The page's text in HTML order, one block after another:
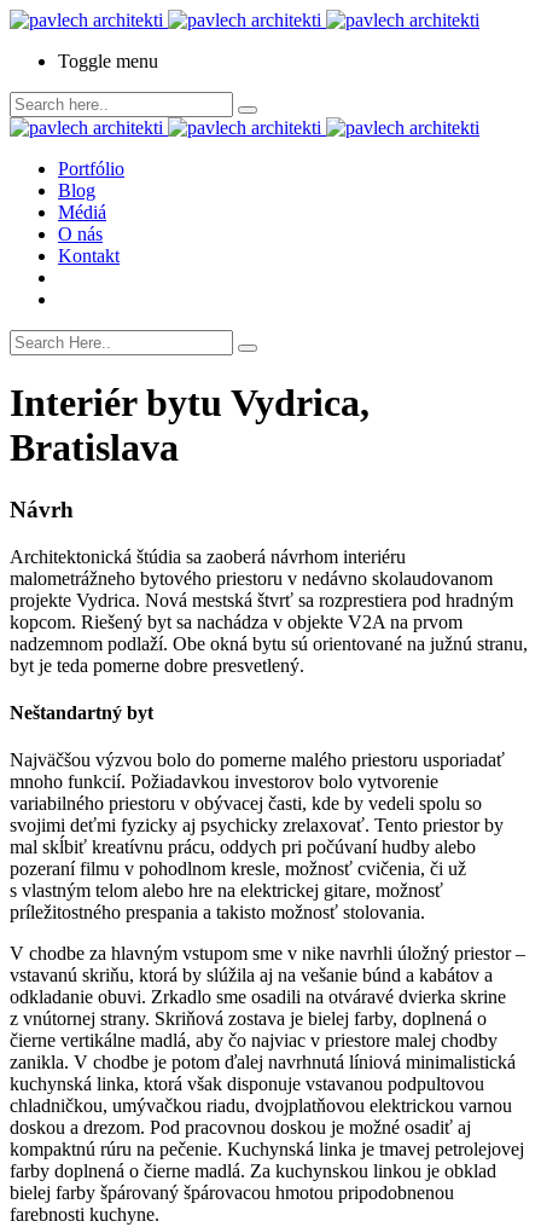
Toggle menu
Portfólio
Blog
Médiá
O nás
Kontakt
Interiér bytu Vydrica,
Bratislava
Návrh
Architektonická štúdia sa zaoberá návrhom interiéru
malometrážneho bytového priestoru v nedávno skolaudovanom
projekte Vydrica. Nová mestská štvrť sa rozprestiera pod hradným
kopcom. Riešený byt sa nachádza v objekte V2A na prvom
nadzemnom podlaží. Obe okná bytu sú orientované na južnú stranu,
byt je teda pomerne dobre presvetlený.
Neštandartný byt
Najväčšou výzvou bolo do pomerne malého priestoru usporiadať
mnoho funkcií. Požiadavkou investorov bolo vytvorenie
variabilného priestoru v obývacej časti, kde by vedeli spolu so
svojimi deťmi fyzicky aj psychicky zrelaxovať. Tento priestor by
mal skĺbiť kreatívnu prácu, oddych pri počúvaní hudby alebo
pozeraní filmu v pohodlnom kresle, možnosť cvičenia, či už
s vlastným telom alebo hre na elektrickej gitare, možnosť
príležitostného prespania a takisto možnosť stolovania.
V chodbe za hlavným vstupom sme v nike navrhli úložný priestor –
vstavanú skriňu, ktorá by slúžila aj na vešanie búnd a kabátov a
odkladanie obuvi. Zrkadlo sme osadili na otváravé dvierka skrine
z vnútornej strany. Skriňová zostava je bielej farby, doplnená o
čierne vertikálne madlá, aby čo najviac v priestore malej chodby
zanikla. V chodbe je potom ďalej navrhnutá líniová minimalistická
kuchynská linka, ktorá však disponuje vstavanou podpultovou
chladničkou, umývačkou riadu, dvojplatňovou elektrickou varnou
doskou a drezom. Pod pracovnou doskou je možné osadiť aj
kompaktnú rúru na pečenie. Kuchynská linka je tmavej petrolejovej
farby doplnená o čierne madlá. Za kuchynskou linkou je obklad
bielej farby špárovaný špárovacou hmotou pripodobnenou
farebnosti kuchyne.